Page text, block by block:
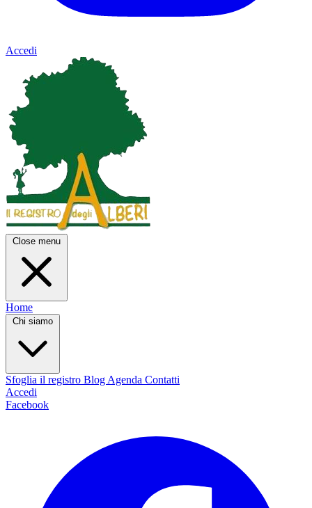
Accedi
Close menu
Home
Chi siamo
Sfoglia il registro Blog Agenda Contatti
Accedi
Facebook